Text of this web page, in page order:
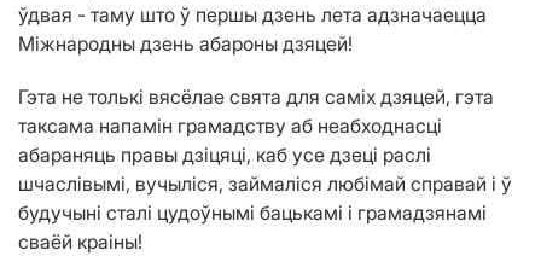
ўдвая - таму што ў першы дзень лета адзначаецца
Міжнародны дзень абароны дзяцей!
Гэта не толькі вясёлае свята для саміх дзяцей, гэта
таксама напамін грамадству аб неабходнасці
абараняць правы дзіцяці, каб усе дзеці раслі
шчаслівымі, вучыліся, займаліся любімай справай і ў
будучыні сталі цудоўнымі бацькамі і грамадзянамі
сваёй краіны!